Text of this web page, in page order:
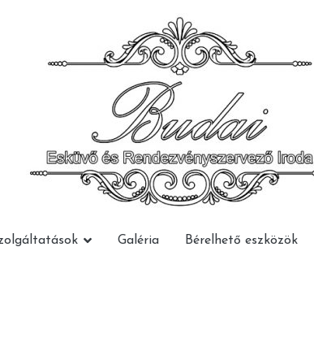
Galéria Bérelhető eszközök